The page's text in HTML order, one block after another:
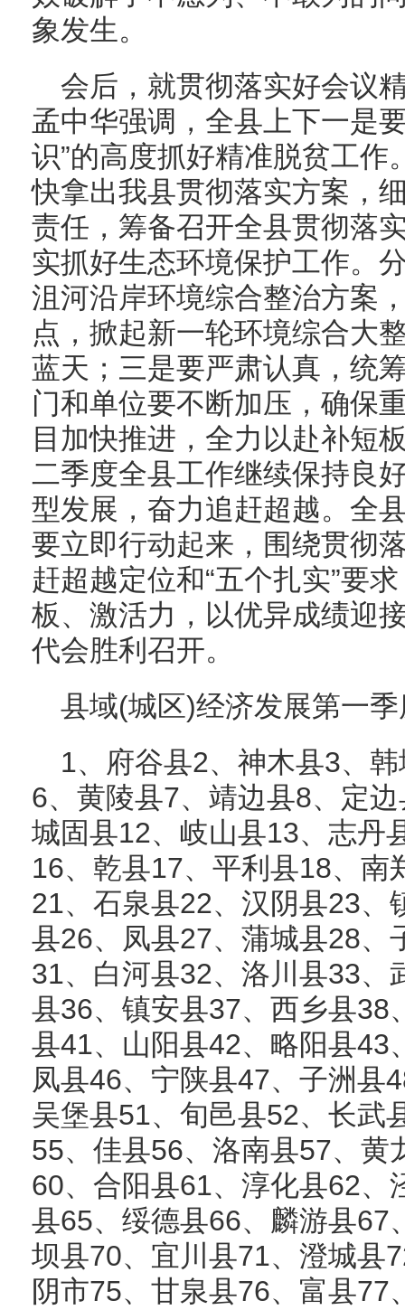
象发生。
会后，就贯彻落实好会议
孟中华强调，全县上下一是
识”的高度抓好精准脱贫工
快拿出我县贯彻落实方案，
责任，筹备召开全县贯彻落
实抓好生态环境保护工作。
沮河沿岸环境综合整治方案
点，掀起新一轮环境综合大
蓝天；三是要严肃认真，统
门和单位要不断加压，确保
目加快推进，全力以赴补短
二季度全县工作继续保持良
型发展，奋力追赶超越。全
要立即行动起来，围绕贯彻
赶超越定位和“五个扎实”要
板、激活力，以优异成绩迎
代会胜利召开。
县域(城区)经济发展第一
1、府谷县2、神木县3、
6、黄陵县7、靖边县8、定
城固县12、岐山县13、志丹
16、乾县17、平利县18、南
21、石泉县22、汉阴县23、
县26、凤县27、蒲城县28、
31、白河县32、洛川县33、
县36、镇安县37、西乡县38
县41、山阳县42、略阳县43
凤县46、宁陕县47、子洲县
吴堡县51、旬邑县52、长武
55、佳县56、洛南县57、黄
60、合阳县61、淳化县62、
县65、绥德县66、麟游县67
坝县70、宜川县71、澄城县
阴市75、甘泉县76、富县77